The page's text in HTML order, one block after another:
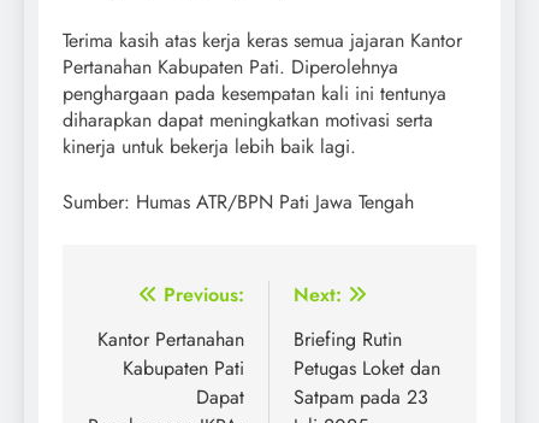
Terima kasih atas kerja keras semua jajaran Kantor
Pertanahan Kabupaten Pati. Diperolehnya
penghargaan pada kesempatan kali ini tentunya
diharapkan dapat meningkatkan motivasi serta
kinerja untuk bekerja lebih baik lagi.
Sumber: Humas ATR/BPN Pati Jawa Tengah
Post
navigation
Previous:
Kantor Pertanahan
Kabupaten Pati
Dapat
Next:
Briefing Rutin
Petugas Loket dan
Satpam pada 23